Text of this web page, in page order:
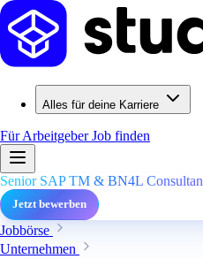
Alles für deine Karriere
Für ArbeitgeberJob finden
Senior SAP TM & BN4L
Jetzt bewerben
Jobbörse
Unternehmen